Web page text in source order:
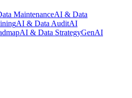
MaintenanceAI & Data
AI & Data AuditAI
AI & Data StrategyGenAI